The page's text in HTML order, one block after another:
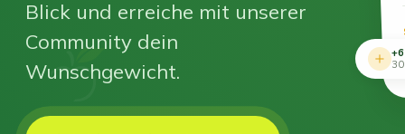
Blick und erreiche mit unserer
Community dein
Wunschgewicht.